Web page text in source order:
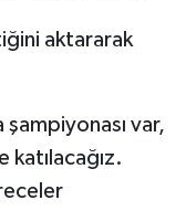
aktararak
var,